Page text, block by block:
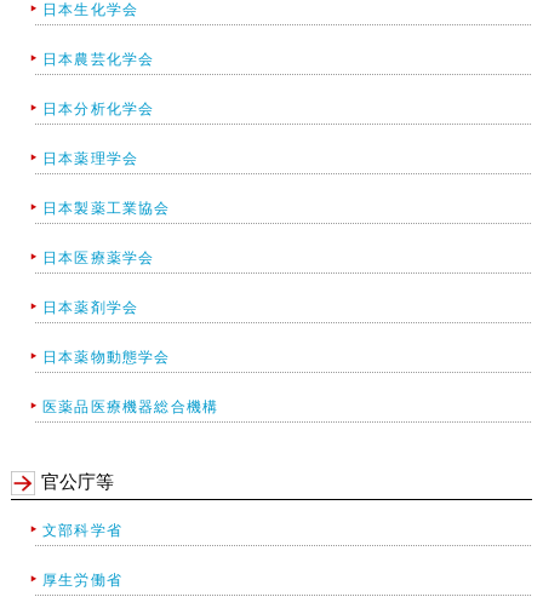
日本生化学会
日本農芸化学会
日本分析化学会
日本薬理学会
日本製薬工業協会
日本医療薬学会
日本薬剤学会
日本薬物動態学会
医薬品医療機器総合機構
官公庁等
文部科学省
厚生労働省